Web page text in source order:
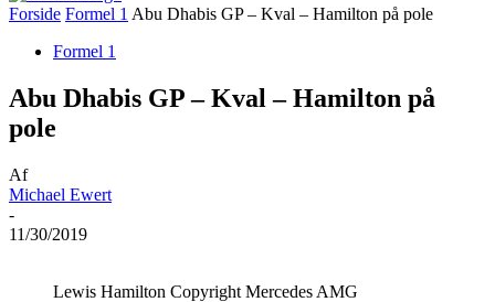
Forside Formel 1 Abu Dhabis GP – Kval – Hamilton på pole
Formel 1
Abu Dhabis GP – Kval – Hamilton på
pole
Af
Michael Ewert
-
11/30/2019
Lewis Hamilton Copyright Mercedes AMG